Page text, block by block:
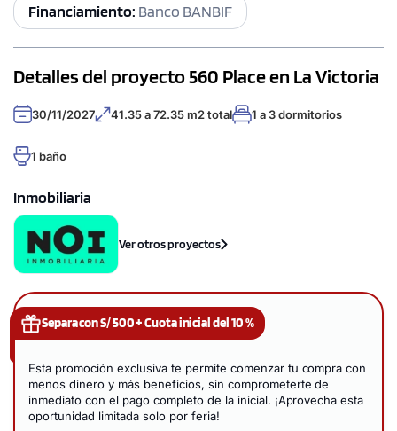
Financiamiento: Banco BANBIF
Detalles del proyecto 560 Place en La Victoria
30/11/2027 41.35 a 72.35 m2 total 1 a 3 dormitorios
1 baño
Inmobiliaria
Ver otros proyectos
Esta promoción exclusiva te permite comenzar tu compra con
menos dinero y más beneficios, sin comprometerte de
inmediato con el pago completo de la inicial. ¡Aprovecha esta
oportunidad limitada solo por feria!
Separa con S/ 500 + Cuota inicial del 10 %